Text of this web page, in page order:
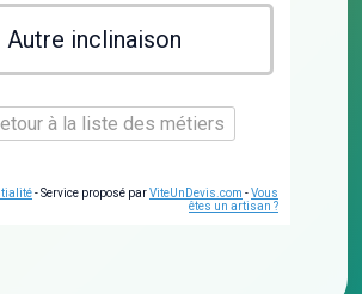
Autre inclinaison
à la liste des métiers
- Service proposé parViteUnDevis.com -Vous
êtes un artisan ?